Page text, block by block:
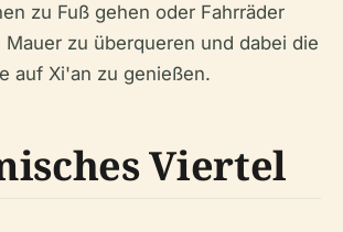
zu Fuß gehen oder Fahrräder
zu überqueren und dabei die
auf Xi'an zu genießen.
Viertel